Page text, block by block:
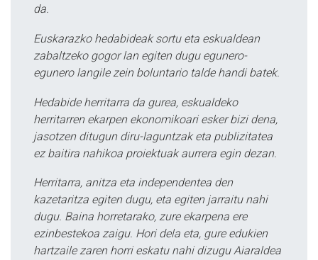
da.
Euskarazko hedabideak sortu eta eskualdean
zabaltzeko gogor lan egiten dugu egunero-
egunero langile zein boluntario talde handi batek.
Hedabide herritarra da gurea, eskualdeko
herritarren ekarpen ekonomikoari esker bizi dena,
jasotzen ditugun diru-laguntzak eta publizitatea
ez baitira nahikoa proiektuak aurrera egin dezan.
Herritarra, anitza eta independentea den
kazetaritza egiten dugu, eta egiten jarraitu nahi
dugu. Baina horretarako, zure ekarpena ere
ezinbestekoa zaigu. Hori dela eta, gure edukien
hartzaile zaren horri eskatu nahi dizugu Aiaraldea